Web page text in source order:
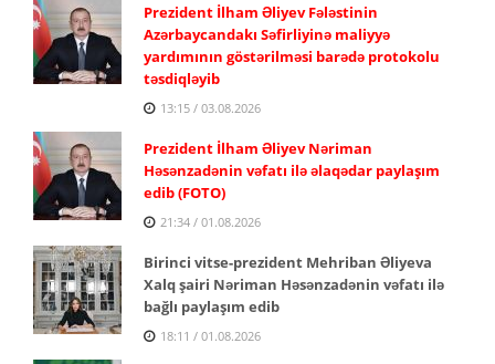
Prezident İlham Əliyev Fələstinin
Azərbaycandakı Səfirliyinə maliyyə
yardımının göstərilməsi barədə protokolu
təsdiqləyib
13:15 / 03.08.2026
Prezident İlham Əliyev Nəriman
Həsənzadənin vəfatı ilə əlaqədar paylaşım
edib (FOTO)
21:34 / 01.08.2026
Birinci vitse-prezident Mehriban Əliyeva
Xalq şairi Nəriman Həsənzadənin vəfatı ilə
bağlı paylaşım edib
18:11 / 01.08.2026